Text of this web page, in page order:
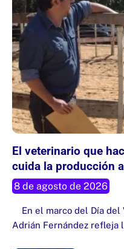
El veterinario que
cuida la producción
8 de agosto de 2026
En el marco del Día del
Adrián Fernández refleja